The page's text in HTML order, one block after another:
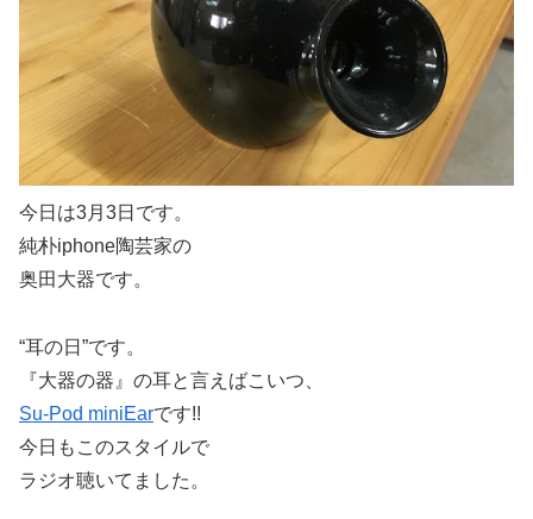
今日は3月3日です。
純朴iphone陶芸家の
奥田大器です。
“耳の日”です。
『大器の器』の耳と言えばこいつ、
Su-Pod miniEarです!!
今日もこのスタイルで
ラジオ聴いてました。